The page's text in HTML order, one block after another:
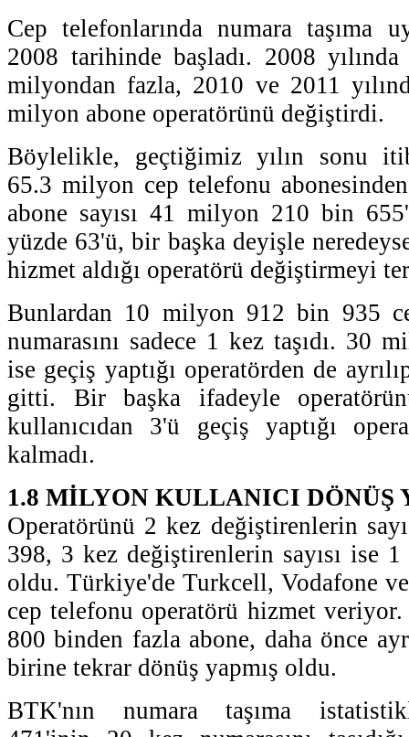
Cep telefonlarında numara taşıma
2008 tarihinde başladı. 2008
milyondan fazla, 2010 ve 2011
milyon abone operatörünü değiştirdi.
Böylelikle, geçtiğimiz yılın sonu
65.3 milyon cep telefonu
abone sayısı 41 milyon 210 bin
yüzde 63'ü, bir başka deyişle
hizmet aldığı operatörü değiştirmeyi
Bunlardan 10 milyon 912 bin 935
numarasını sadece 1 kez taşıdı. 30
ise geçiş yaptığı operatörden de
gitti. Bir başka ifadeyle
kullanıcıdan 3'ü geçiş yaptığı
kalmadı.
1.8 MİLYON KULLANICI DÖNÜŞ
Operatörünü 2 kez değiştirenlerin
398, 3 kez değiştirenlerin sayısı ise
oldu. Türkiye'de Turkcell, Vodafone
cep telefonu operatörü hizmet
800 binden fazla abone, daha önce
birine tekrar dönüş yapmış oldu.
BTK'nın numara taşıma